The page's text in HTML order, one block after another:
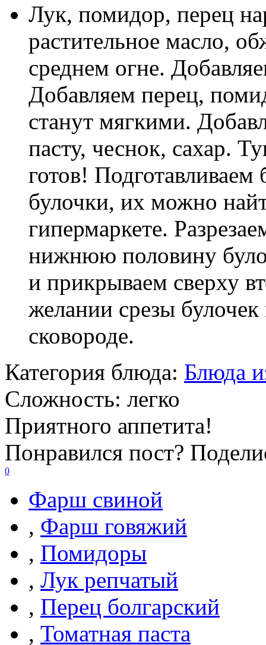
Лук, помидор, перец
растительное масло,
среднем огне.
Добавляем перец,
станут мягкими.
пасту, чеснок, сахар.
готов!
булочки, их можно
гипермаркете.
нижнюю половину
и прикрываем сверху
желании срезы
сковороде.
Категория блюда: Блюда
Сложность: легко
Приятного аппетита!
Понравился пост?
0
Фарш свиной
, Фарш говяжий
, Помидоры
, Лук репчатый
, Перец болгарский
, Томатная паста